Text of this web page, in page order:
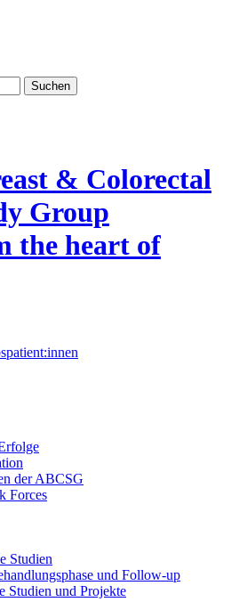
& Colorectal
Group
the heart of
der ABCSG
Forces
Studien
und Follow-up
Studien und Projekte